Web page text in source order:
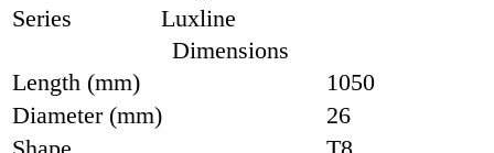
Series
Luxline
Dimensions
Length (mm)
1050
Diameter (mm)
26